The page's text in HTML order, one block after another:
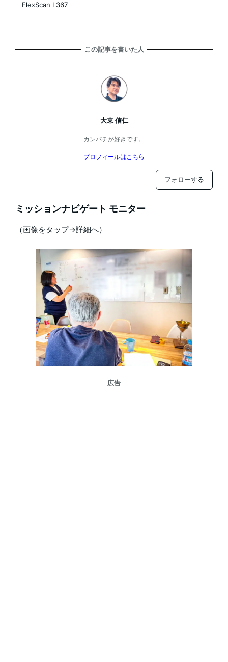
FlexScan L367
この記事を書いた人
大東 信仁
カンパチが好きです。
プロフィールはこちら
フォローする
ミッションナビゲート モニター
（画像をタップ→詳細へ）
広告